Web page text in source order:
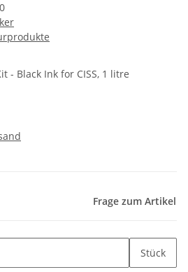
- Black Ink for CISS, 1 litre
Frage zum Artikel
Stück